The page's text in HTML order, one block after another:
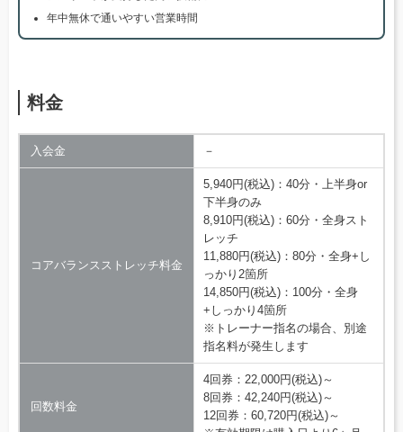
年中無休で通いやすい営業時間
料金
入会金 －
コアバランスストレッチ料金
5,940円(税込)：40分・上半身or
下半身のみ
8,910円(税込)：60分・全身スト
レッチ
11,880円(税込)：80分・全身+し
っかり2箇所
14,850円(税込)：100分・全身
+しっかり4箇所
※トレーナー指名の場合、別途
指名料が発生します
回数料金
4回券：22,000円(税込)～
8回券：42,240円(税込)～
12回券：60,720円(税込)～